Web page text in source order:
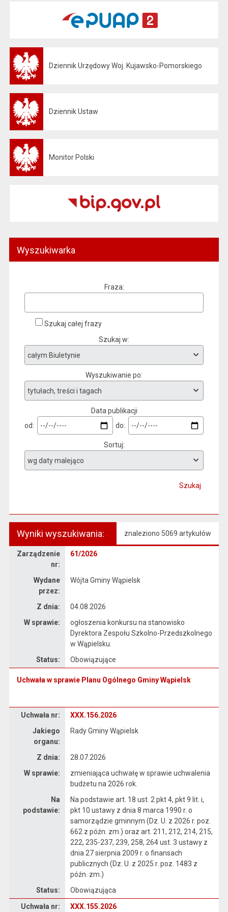
Dziennik Urzędowy Woj. Kujawsko-Pomorskiego
Dziennik Ustaw
Monitor Polski
Wyszukiwarka
Fraza
Szukaj całej frazy
Szukaj w
Wyszukiwanie po
Data publikacji
od:
do:
Sortuj
Szukaj
Wyniki wyszukiwania: znaleziono 5069 artykułów
Zarządzenie
nr:
61/2026
Wydane
przez:
Wójta Gminy Wąpielsk
Z dnia:
04.08.2026
W sprawie:
ogłoszenia konkursu na stanowisko
Dyrektora Zespołu Szkolno-Przedszkolnego
w Wąpielsku.
Status:
Obowiązujące
Uchwała w sprawie Planu Ogólnego Gminy Wąpielsk
Uchwała nr:
XXX.156.2026
Jakiego
organu:
Rady Gminy Wąpielsk
Z dnia:
28.07.2026
W sprawie:
zmieniająca uchwałę w sprawie uchwalenia
budżetu na 2026 rok.
Na
podstawie:
Na podstawie art. 18 ust. 2 pkt 4, pkt 9 lit. i,
pkt 10 ustawy z dnia 8 marca 1990 r. o
samorządzie gminnym (Dz. U. z 2026 r. poz.
662 z późn. zm.) oraz art. 211, 212, 214, 215,
222, 235-237, 239, 258, 264 ust. 3 ustawy z
dnia 27 sierpnia 2009 r. o finansach
publicznych (Dz. U. z 2025 r. poz. 1483 z
późn. zm.)
Status:
Obowiązująca
Uchwała nr: XXX.155.2026